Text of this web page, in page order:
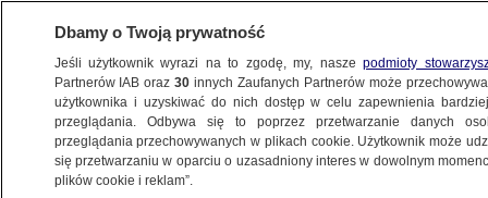
ŚWIAT
Dbamy o Twoją prywatność
Jeśli użytkownik wyrazi na to zgodę, my, naszepodmioty
Partnerów IAB oraz30 innych Zaufanych Partnerów może
użytkownika i uzyskiwać do nich dostęp w celu zapewnienia
przeglądania. Odbywa się to poprzez przetwarzanie danych
przeglądania przechowywanych w plikach cookie. Użytkownik może
się przetwarzaniu w oparciu o uzasadniony interes w dowolnym
plików cookie i reklam”.